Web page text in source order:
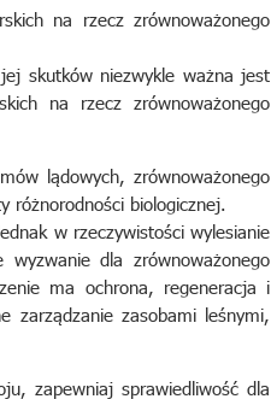
na rzecz zrównoważonego
skutków niezwykle ważna jest
na rzecz zrównoważonego
lądowych, zrównoważonego
różnorodności biologicznej.
w rzeczywistości wylesianie
wyzwanie dla zrównoważonego
ma ochrona, regeneracja i
zarządzanie zasobami leśnymi,
zapewniaj sprawiedliwość dla